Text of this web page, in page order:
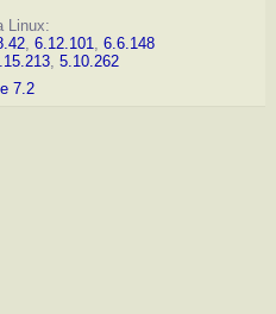
Linux:
, 6.12.101, 6.6.148
, 5.10.262
7.2